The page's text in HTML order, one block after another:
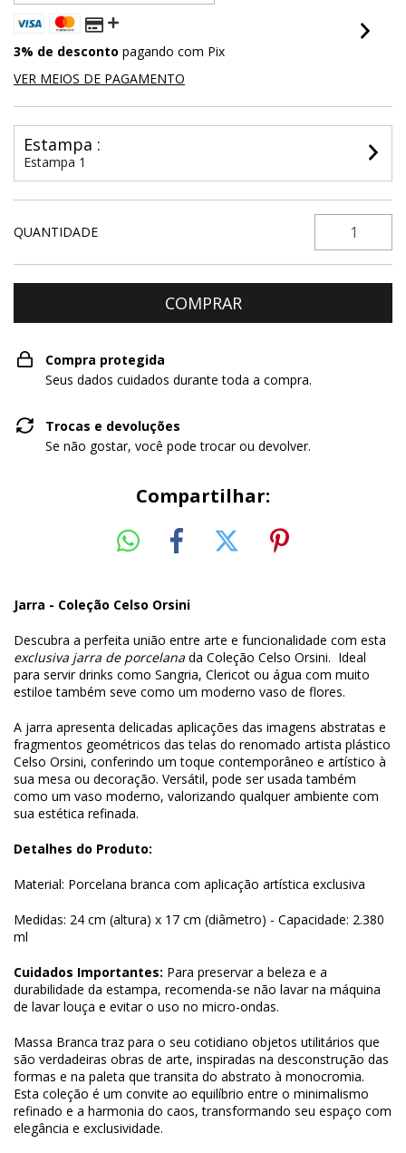
3% de desconto pagando com Pix
VER MEIOS DE PAGAMENTO
Estampa :
Estampa 1
QUANTIDADE
Compra protegida
Seus dados cuidados durante toda a compra.
Trocas e devoluções
Se não gostar, você pode trocar ou devolver.
Compartilhar:
Jarra - Coleção Celso Orsini
Descubra a perfeita união entre arte e funcionalidade com esta
exclusiva jarra de porcelana da Coleção Celso Orsini. Ideal
para servir drinks como Sangria, Clericot ou água com muito
estiloe também seve como um moderno vaso de flores.
A jarra apresenta delicadas aplicações das imagens abstratas e
fragmentos geométricos das telas do renomado artista plástico
Celso Orsini, conferindo um toque contemporâneo e artístico à
sua mesa ou decoração. Versátil, pode ser usada também
como um vaso moderno, valorizando qualquer ambiente com
sua estética refinada.
Detalhes do Produto:
Material: Porcelana branca com aplicação artística exclusiva
Medidas: 24 cm (altura) x 17 cm (diâmetro) - Capacidade: 2.380
ml
Cuidados Importantes: Para preservar a beleza e a
durabilidade da estampa, recomenda-se não lavar na máquina
de lavar louça e evitar o uso no micro-ondas.
Massa Branca traz para o seu cotidiano objetos utilitários que
são verdadeiras obras de arte, inspiradas na desconstrução das
formas e na paleta que transita do abstrato à monocromia.
Esta coleção é um convite ao equilíbrio entre o minimalismo
refinado e a harmonia do caos, transformando seu espaço com
elegância e exclusividade.